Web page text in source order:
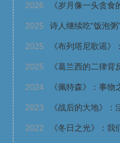
2026 《岁月像一头贪
2025 诗人继续吃“饭泡粥”
2025 《布列塔尼歌谣
2025 《葛兰西的二律
2024 《佩特森》：事物
2023 《战后的大地》：
2022 《冬日之光》：